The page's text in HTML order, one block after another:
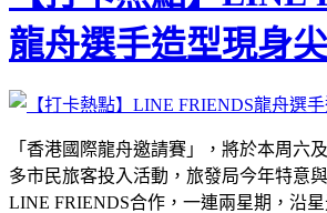
龍舟選手造型現身
「香港國際龍舟邀請賽」，將於本周六
多市民旅客投入活動，旅發局今年特意
LINE FRIENDS合作，一連兩星期，沿